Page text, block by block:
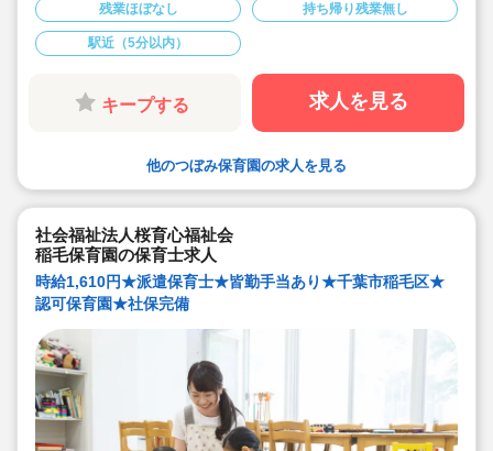
残業ほぼなし 持ち帰り残業無し
駅近（5分以内）
キープする 求人を見る
他のつぼみ保育園の求人を見る
社会福祉法人桜育心福祉会
稲毛保育園の保育士求人
時給1,610円★派遣保育士★皆勤手当あり★千葉市稲毛区★
認可保育園★社保完備